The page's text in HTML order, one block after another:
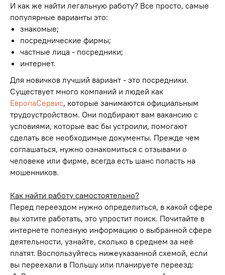
И как же найти легальную работу? Все просто, самые
популярные варианты это:
знакомые;
посреднические фирмы;
частные лица - посредники;
интернет.
Для новичков лучший вариант - это посредники.
Существует много компаний и людей как
ЕвропаСервис, которые занимаются официальным
трудоустройством. Они подбирают вам вакансию с
условиями, которые вас бы устроили, помогают
сделать все необходимые документы. Прежде чем
соглашаться, нужно ознакомиться с отзывами о
человеке или фирме, всегда есть шанс попасть на
мошенников.
Как найти работу самостоятельно?
Перед переездом нужно определиться, в какой сфере
вы хотите работать, это упростит поиск. Почитайте в
интернете полезную информацию о выбранной сфере
деятельности, узнайте, сколько в среднем за неё
платят. Воспользуйтесь нижеуказанной схемой, если
вы переехали в Польшу или планируете переезд: